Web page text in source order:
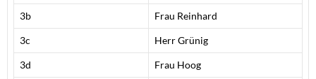
3b Frau Reinhard
3c Herr Grünig
3d Frau Hoog